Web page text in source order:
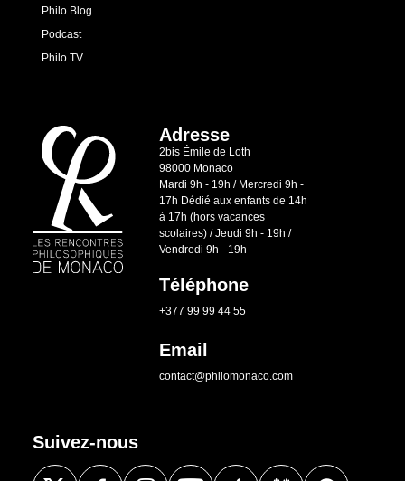
Philo Blog
Podcast
Philo TV
Adresse
2bis Émile de Loth
98000 Monaco
Mardi 9h - 19h / Mercredi 9h -
17h Dédié aux enfants de 14h
à 17h (hors vacances
scolaires) / Jeudi 9h - 19h /
Vendredi 9h - 19h
Téléphone
+377 99 99 44 55
Email
contact@philomonaco.com
Suivez-nous